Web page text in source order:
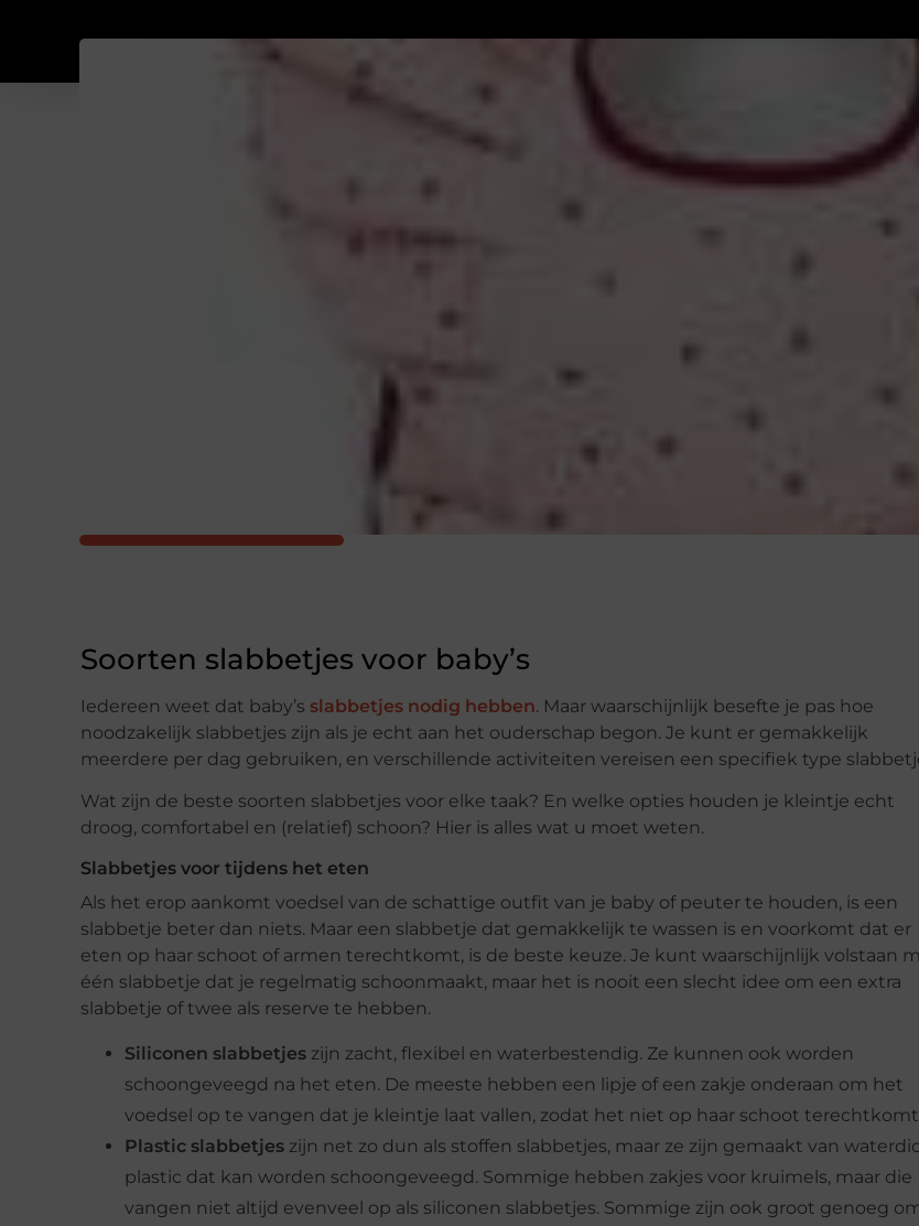
Soorten slabbetjes voor baby’s
Iedereen weet dat baby’s slabbetjes nodig hebben. Maar waarschijnlijk besefte je pas hoe
noodzakelijk slabbetjes zijn als je echt aan het ouderschap begon. Je kunt er gemakkelijk
meerdere per dag gebruiken, en verschillende activiteiten vereisen een specifiek type
Wat zijn de beste soorten slabbetjes voor elke taak? En welke opties houden je kleintje echt
droog, comfortabel en (relatief) schoon? Hier is alles wat u moet weten.
Slabbetjes voor tijdens het eten
Als het erop aankomt voedsel van de schattige outfit van je baby of peuter te houden, is een
slabbetje beter dan niets. Maar een slabbetje dat gemakkelijk te wassen is en voorkomt dat er
eten op haar schoot of armen terechtkomt, is de beste keuze. Je kunt waarschijnlijk volstaan
één slabbetje dat je regelmatig schoonmaakt, maar het is nooit een slecht idee om een extra
slabbetje of twee als reserve te hebben.
Siliconen slabbetjes zijn zacht, flexibel en waterbestendig. Ze kunnen ook worden
schoongeveegd na het eten. De meeste hebben een lipje of een zakje onderaan om het
voedsel op te vangen dat je kleintje laat vallen, zodat het niet op haar schoot
Plastic slabbetjes zijn net zo dun als stoffen slabbetjes, maar ze zijn gemaakt van
plastic dat kan worden schoongeveegd. Sommige hebben zakjes voor kruimels, maar die
vangen niet altijd evenveel op als siliconen slabbetjes. Sommige zijn ook groot genoeg